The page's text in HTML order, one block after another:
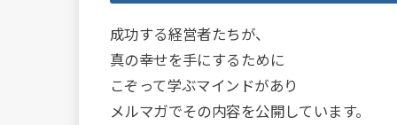
成功する経営者たちが、
真の幸せを手にするために
こぞって学ぶマインドがあり
メルマガでその内容を公開しています。